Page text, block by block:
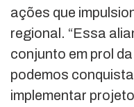
ações que
regional. “Essa
conjunto em prol
podemos
implementar